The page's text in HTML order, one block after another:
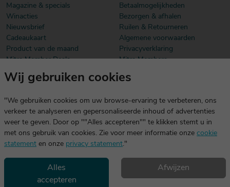
Magazine & specials
Winacties
Nieuwsbrief
Cadeaukaart
Product van de maand
Mitra Member Deals
Betaalmogelijkheden
Bezorgen & afhalen
Ruilen & Retourneren
Algemene voorwaarden
Privacyverklaring
Mitra Members
Download onze app
dezelfde gegevens die je voor mitra.nl gebruikt.
Geniet, maar drink met mate. Geen 18 geen alcohol
Wij gebruiken cookies
"We gebruiken cookies om uw browse-ervaring te verbeteren, ons
verkeer te analyseren en gepersonaliseerde inhoud of advertenties
weer te geven. Door op ""Alles accepteren"" te klikken stemt u in
met ons gebruik van cookies. Zie voor meer informatie onze cookie
statement en onze privacy statement."
Alles
accepteren
Afwijzen